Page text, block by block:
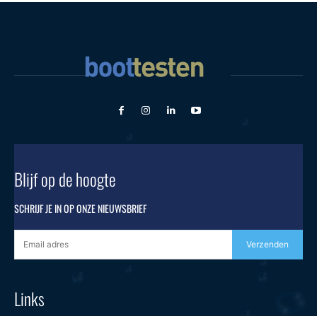
Blijf op de hoogte
SCHRIJF JE IN OP ONZE NIEUWSBRIEF
Verzenden
Links